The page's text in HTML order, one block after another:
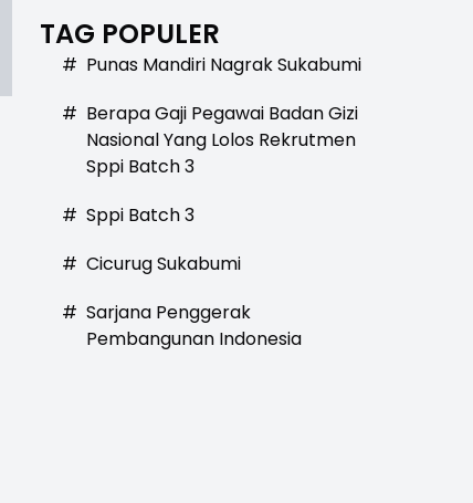
Relokasi
TAG POPULER
# Punas Mandiri Nagrak Sukabumi
# Berapa Gaji Pegawai Badan Gizi
Nasional Yang Lolos Rekrutmen
Sppi Batch 3
# Sppi Batch 3
# Cicurug Sukabumi
# Sarjana Penggerak
Pembangunan Indonesia